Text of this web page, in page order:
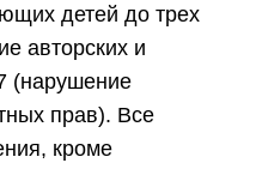
детей до трех
авторских и
(нарушение
прав). Все
кроме